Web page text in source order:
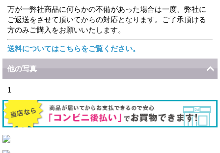
万が一弊社商品に何らかの不備があった場合は一度、弊社に
ご返送をさせて頂いてからの対応となります。ご了承頂ける
方のみご購入をお願いいたします。
送料についてはこちらをご覧ください。
他の写真
1